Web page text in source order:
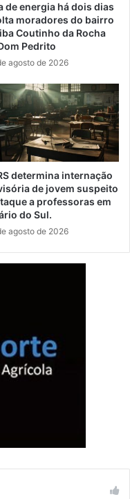
de energia há dois dias
moradores do bairro
Coutinho da Rocha
Pedrito
agosto de 2026
determina internação
de jovem suspeito
a professoras em
do Sul.
agosto de 2026